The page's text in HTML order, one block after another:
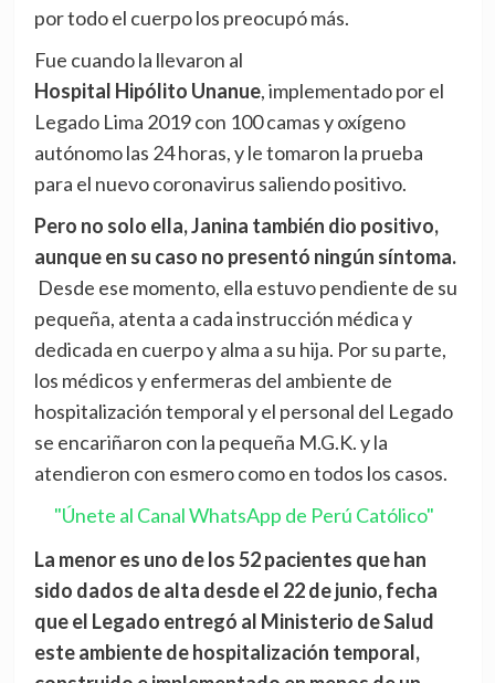
por todo el cuerpo los preocupó más.
Fue cuando la llevaron al
Hospital Hipólito Unanue, implementado por el
Legado Lima 2019 con 100 camas y oxígeno
autónomo las 24 horas, y le tomaron la prueba
para el nuevo coronavirus saliendo positivo.
Pero no solo ella, Janina también dio positivo,
aunque en su caso no presentó ningún síntoma.
Desde ese momento, ella estuvo pendiente de su
pequeña, atenta a cada instrucción médica y
dedicada en cuerpo y alma a su hija. Por su parte,
los médicos y enfermeras del ambiente de
hospitalización temporal y el personal del Legado
se encariñaron con la pequeña M.G.K. y la
atendieron con esmero como en todos los casos.
"Únete al Canal WhatsApp de Perú Católico"
La menor es uno de los 52 pacientes que han
sido dados de alta desde el 22 de junio, fecha
que el Legado entregó al Ministerio de Salud
este ambiente de hospitalización temporal,